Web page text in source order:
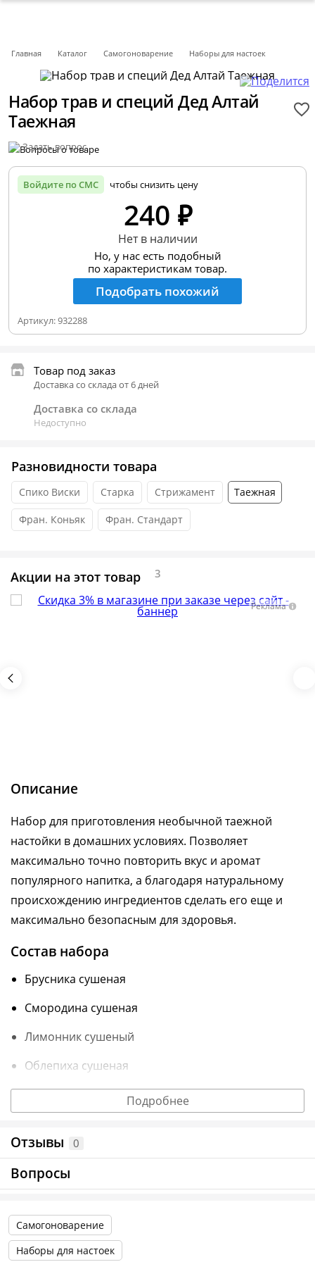
Главная Каталог Самогоноварение Наборы для настоек
Набор трав и специй Дед Алтай
Таежная
Задать вопрос
Войдите по СМС чтобы снизить цену
240 ₽
Нет в наличии
Но, у нас есть подобный
по характеристикам товар.
Подобрать похожий
Артикул:932288
Товар под заказ
Доставка со склада от 6 дней
Доставка со склада
Недоступно
Разновидности товара
Спико Виски Старка Стрижамент Таежная
Фран. Коньяк Фран. Стандарт
Акции на этот товар 3
Реклама
Описание
Набор для приготовления необычной таежной
настойки в домашних условиях. Позволяет
максимально точно повторить вкус и аромат
популярного напитка, а благодаря натуральному
происхождению ингредиентов сделать его еще и
максимально безопасным для здоровья.
Состав набора
Брусника сушеная
Смородина сушеная
Лимонник сушеный
Облепиха сушеная
Лист смородины
Декстроза
Один набор рассчитан на приготовление 1 литра
Преимущества набора
Подробнее
Отзывы 0
Вопросы
Самогоноварение
Наборы для настоек